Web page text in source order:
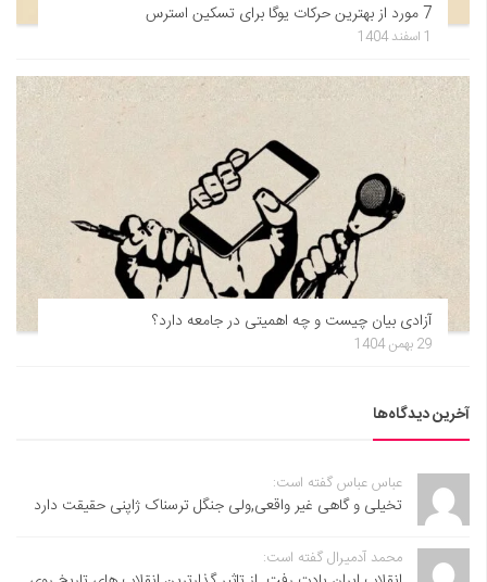
7 مورد از بهترین حرکات یوگا برای تسکین استرس
1 اسفند 1404
آزادی بیان چیست و چه اهمیتی در جامعه دارد؟
29 بهمن 1404
آخرین دیدگاه‌ها
عباس عباس گفته است:
تخیلی و گاهی غیر واقعی,ولی جنگل ترسناک ژاپنی حقیقت دارد
محمد آدمیرال گفته است: